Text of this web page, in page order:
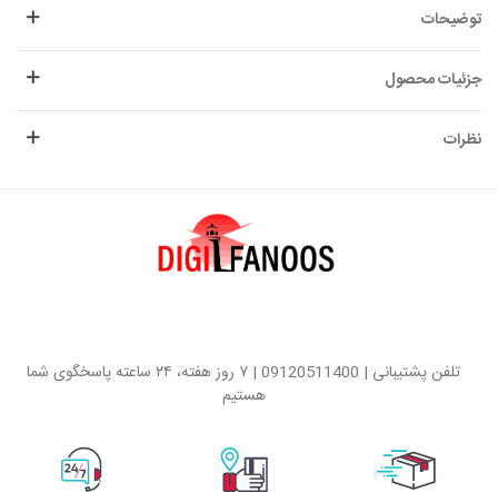
توضیحات
جزئیات محصول
نظرات
تلفن پشتیبانی | 09120511400 | ۷ روز هفته، ۲۴ ساعته پاسخگوی شما
هستیم